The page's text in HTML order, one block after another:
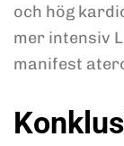
och hög
mer intensiv
manifest